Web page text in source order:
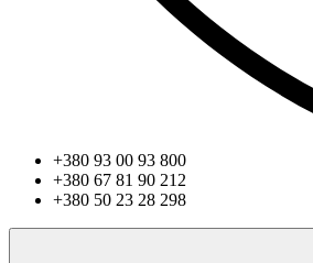
+380 93 00 93 800
+380 67 81 90 212
+380 50 23 28 298